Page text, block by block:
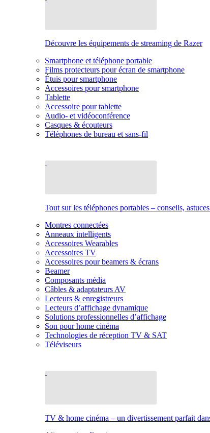
Découvre les équipements de streaming de Razer
Smartphone et téléphone portable
Films protecteurs pour écran de smartphone
Étuis pour smartphone
Accessoires pour smartphone
Tablette
Accessoire pour tablette
Audio- et vidéoconférence
Casques & écouteurs
Téléphones de bureau et sans-fil
Tout sur les téléphones portables – conseils,
Montres connectées
Anneaux intelligents
Accessoires Wearables
Accessoires TV
Accessoires pour beamers & écrans
Beamer
Composants média
Câbles & adaptateurs AV
Lecteurs & enregistreurs
Lecteurs d’affichage dynamique
Solutions professionnelles d’affichage
Son pour home cinéma
Technologies de réception TV & SAT
Téléviseurs
TV & home cinéma – un divertissement parfait